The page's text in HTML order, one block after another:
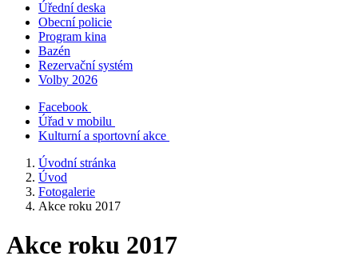
Úřední deska
Obecní policie
Program kina
Bazén
Rezervační systém
Volby 2026
Facebook
Úřad v mobilu
Kulturní a sportovní akce
Úvodní stránka
Úvod
Fotogalerie
Akce roku 2017
Akce roku 2017